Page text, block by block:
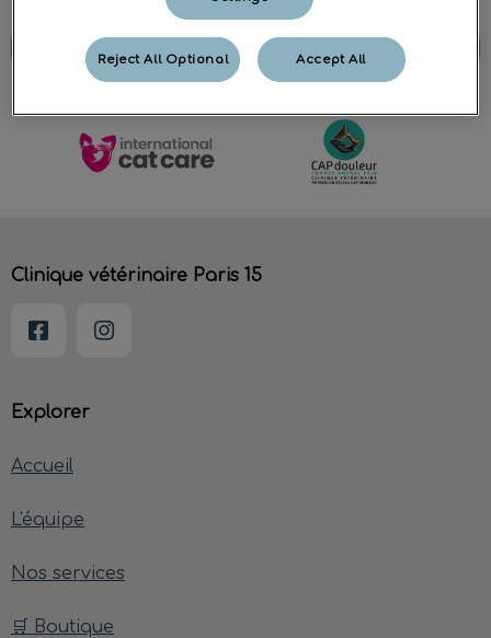
Contactez-nous
Explorer
Accueil
L'équipe
Nos services
🛒 Boutique
Clinique vétérinaire Paris 15
Reject All Optional Accept All